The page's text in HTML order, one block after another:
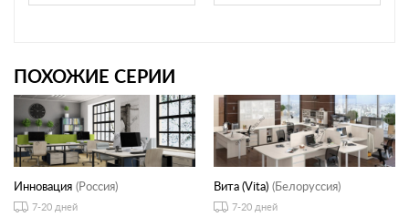
ПОХОЖИЕ СЕРИИ
Инновация (Россия)
7-20 дней
Вита (Vita) (Белоруссия)
7-20 дней